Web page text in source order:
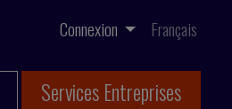
Connexion Français
Services Entreprises